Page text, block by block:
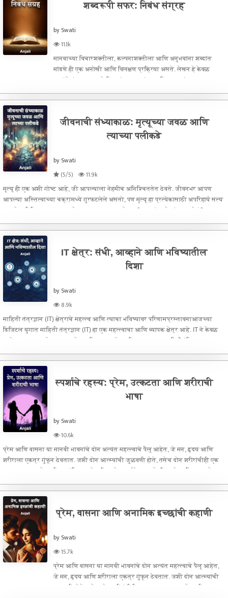
शब्दरूपी सफर: निबंध संग्रह
by Swati
11.1k
मानवाच्या विचारशक्तीला, कल्पनाशक्तीला आणि अनुभवांना शब्दांत
मांडणे ही एक अनोखी आणि विलक्षण प्रक्रिया असते. लेखन हे केवळ
शब्दांचे गुंफण नसून, ते विचारांना, भावनांना आणि अनुभवांना एक आकार
सं
जीवनाची संध्याकाळ: मृत्यूच्या जवळ आणि
त्याच्या पलीकडे
by Swati
(5/5)
11.9k
मृत्यू ही एक अशी गोष्ट आहे, जी आपल्याला नेहमीच अनिश्चिततेत ठेवते. जीवनभर आपण
आपल्या अस्तित्वाच्या चक्रामध्ये गुरफटलेले असतो, पण मृत्यू हा प्रत्येकासाठी अपरिहार्य सत्य
असतो. तरीही, त्याच्या जवळ गेल्यावर काय अनुभव येतात? मृत्यूनंतर नेमकं काय होतं? आत्मा
IT क्षेत्र: संधी, आव्हाने आणि भविष्यातील
दिशा
by Swati
8.9k
माहिती तंत्रज्ञान (IT) क्षेत्राचे महत्त्व आणि त्याचा भविष्यावर परिणामप्रस्तावनाआजच्या
डिजिटल युगात माहिती तंत्रज्ञान (IT) हा एक महत्त्वाचा आणि व्यापक क्षेत्र आहे. IT ने केवळ
उद्योग व व्यवसाय क्षेत्रातच नव्हे, तर शिक्षण, आरोग्य, वित्त, प्रशासन आणि दैनंदिन
स्पर्शाचे रहस्य: प्रेम, उत्कटता आणि शरीराची
भाषा
by Swati
10.6k
प्रेम आणि वासना या मानवी भावनांचे दोन अत्यंत महत्त्वाचे पैलू आहेत, जे मन, हृदय आणि
शरीराला एकत्र गुंफून ठेवतात. जशी दोन आत्म्यांची जुळवणी होते, तसेच दोन शरीरांचीही एक
अतूट भाषा असते – जी शब्दांशिवाय बोलली जाते, स्पर्शाने व्यक्त केली जाते आणि उत्कटतेच्या
प्रेम, वासना आणि अनामिक इच्छांची कहाणी
by Swati
15.7k
प्रेम आणि वासना या मानवी भावनांचे दोन अत्यंत महत्त्वाचे पैलू आहेत,
जे मन, हृदय आणि शरीराला एकत्र गुंफून ठेवतात. जशी दोन आत्म्यांची
जुळवणी होते, तसेच दोन शरीरांचीही एक अतूट भाषा असते – जी